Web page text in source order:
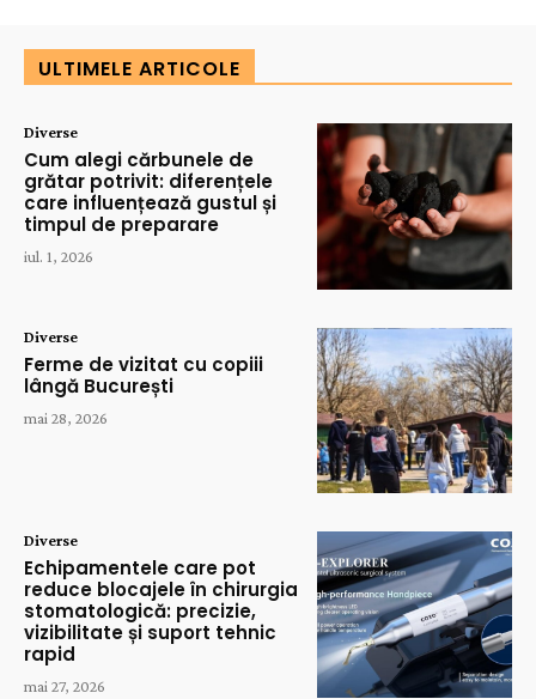
ULTIMELE ARTICOLE
Diverse
Cum alegi cărbunele de
grătar potrivit: diferențele
care influențează gustul și
timpul de preparare
iul. 1, 2026
Diverse
Ferme de vizitat cu copiii
lângă București
mai 28, 2026
Diverse
Echipamentele care pot
reduce blocajele în chirurgia
stomatologică: precizie,
vizibilitate și suport tehnic
rapid
mai 27, 2026